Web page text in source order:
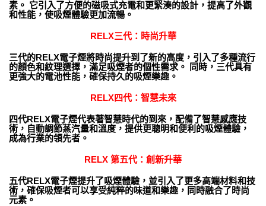
素。 它引入了方便的磁吸式充電和更緊湊的設計，提高了外觀
和性能，使吸煙體驗更加流暢。
RELX三代：時尚升華
三代的RELX電子煙將時尚提升到了新的高度，引入了多種流行
的顏色和紋理選擇，滿足吸煙者的個性需求。 同時，三代具有
更強大的電池性能，確保持久的吸煙樂趣。
RELX四代：智慧未來
四代RELX電子煙代表著智慧時代的到來，配備了智慧感應技
術，自動調節蒸汽量和溫度，提供更聰明和便利的吸煙體驗，
成為行業的領先者。
RELX 第五代：創新升華
五代RELX電子煙提升了吸煙體驗，並引入了更多高端材料和技
術，確保吸煙者可以享受純粹的味道和樂趣，同時融合了時尚
元素。